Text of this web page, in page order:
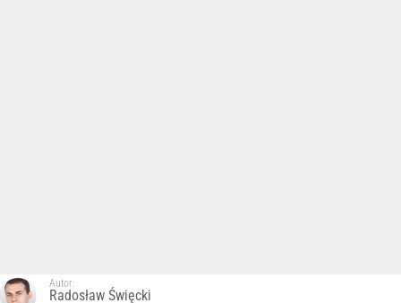
Autor:
Radosław Święcki